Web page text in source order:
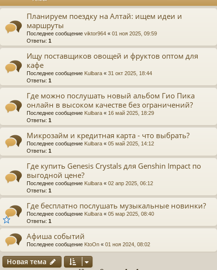
Планируем поездку на Алтай: ищем идеи и
маршруты
Последнее сообщение viktor964 « 01 ноя 2025, 09:59
Ответы: 1
Ищу поставщиков овощей и фруктов оптом для
кафе
Последнее сообщение Kulbara « 31 окт 2025, 18:44
Ответы: 1
Где можно послушать новый альбом Гио Пика
онлайн в высоком качестве без ограничений?
Последнее сообщение Kulbara « 16 май 2025, 18:29
Ответы: 1
Микрозайм и кредитная карта - что выбрать?
Последнее сообщение Kulbara « 05 май 2025, 14:12
Ответы: 1
Где купить Genesis Crystals для Genshin Impact по
выгодной цене?
Последнее сообщение Kulbara « 02 апр 2025, 06:12
Ответы: 1
Где бесплатно послушать музыкальные новинки?
Последнее сообщение Kulbara « 05 мар 2025, 08:40
Ответы: 1
Афиша событий
Последнее сообщение KtoOn « 01 ноя 2024, 08:02
Новая тема